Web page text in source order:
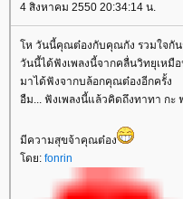
4 สิงหาคม 2550 20:34:14 น.
ห วันนี้คุณต๋องกับคุณกัง รวมใจกันร้
วันนี้ได้ฟังเพลงนี้จากคลื่นวิทยุเหมื
มาได้ฟังจากบล้อกคุณต๋องอีกครั้ง
อืม... ฟังเพลงนี้แล้วคิดถึงทาทา กะ
มีความสุขจ้าคุณต๋อง
ดย: fonrin